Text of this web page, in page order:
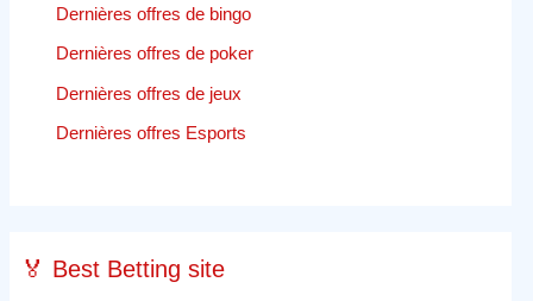
Dernières offres de bingo
Dernières offres de poker
Dernières offres de jeux
Dernières offres Esports
🏅 Best Betting site